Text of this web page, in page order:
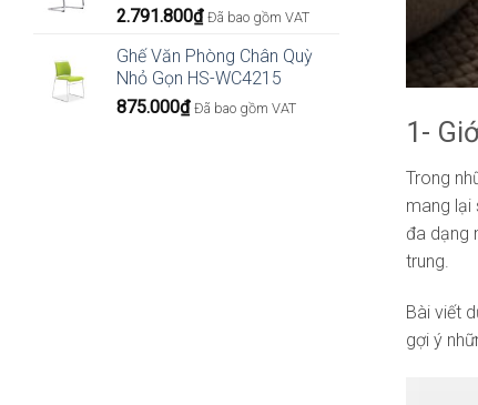
2.791.800₫ Đã bao gồm VAT
Ghế Văn Phòng Chân Quỳ
Nhỏ Gọn HS-WC4215
875.000₫ Đã bao gồm VAT
1-
Trong
mang lại
đa dạng
trung.
Bài viết
gợi ý